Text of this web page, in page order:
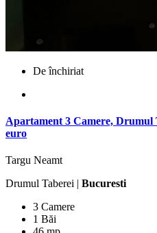
De închiriat
Apartament 3 Camere, Drumul
euro
Targu Neamt
Drumul Taberei | Bucuresti
3 Camere
1 Băi